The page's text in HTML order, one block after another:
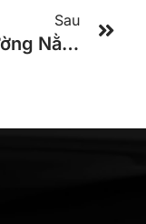
Sau
Xe Giường Nằm 34 Phòng Tracomeco Động Cơ Hyundai 425ps Kiểu Dáng Kia Granbird